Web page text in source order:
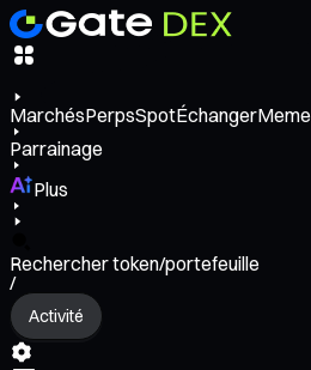
MarchésPerpsSpotÉchangerMeme
Parrainage
Plus
Rechercher token/portefeuille
/
Activité